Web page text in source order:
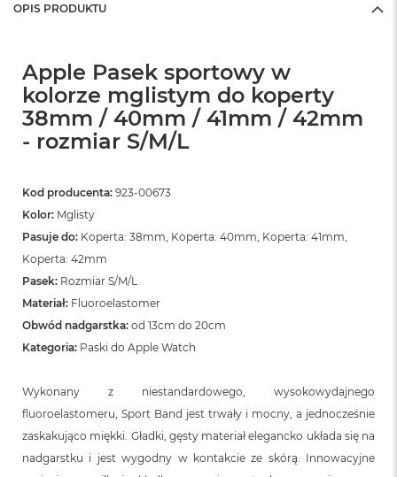
OPIS PRODUKTU
Apple Pasek sportowy w
kolorze mglistym do koperty
38mm / 40mm / 41mm / 42mm
- rozmiar S/M/L
Kod producenta: 923-00673
Kolor: Mglisty
Pasuje do: Koperta: 38mm, Koperta: 40mm, Koperta: 41mm,
Koperta: 42mm
Pasek: Rozmiar S/M/L
Materiał: Fluoroelastomer
Obwód nadgarstka: od 13cm do 20cm
Kategoria: Paski do Apple Watch
Wykonany z niestandardowego, wysokowydajnego
fluoroelastomeru, Sport Band jest trwały i mocny, a jednocześnie
zaskakująco miękki. Gładki, gęsty materiał elegancko układa się na
nadgarstku i jest wygodny w kontakcie ze skórą. Innowacyjne